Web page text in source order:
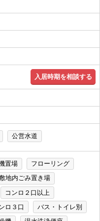
入居時期を相談する
公営水道
置場
フローリング
地内ごみ置き場
コンロ２口以上
ロ３口
バス・トイレ別